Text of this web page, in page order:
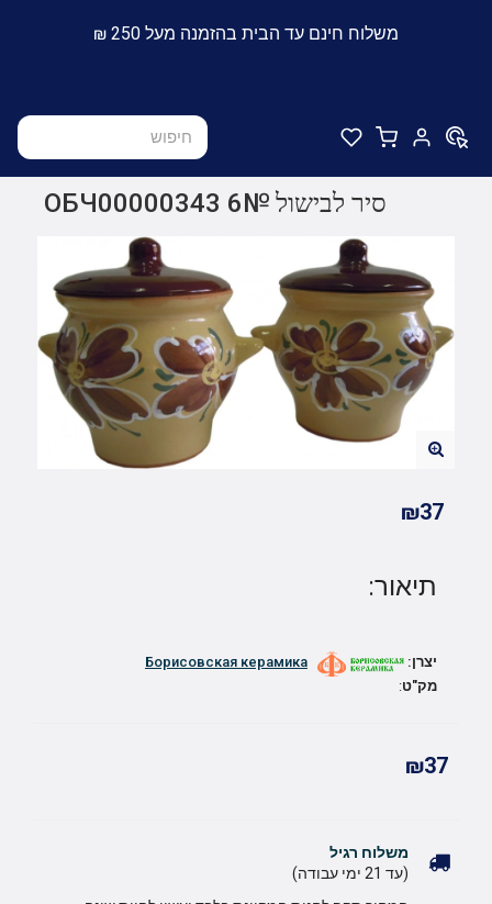
משלוח חינם עד הבית בהזמנה מעל 250 ₪
סיר לבישול №6 ОБЧ00000343
₪37
תיאור:
יצרן:
Борисовская керамика
מק"ט:
₪37
משלוח רגיל
(עד 21 ימי עבודה)